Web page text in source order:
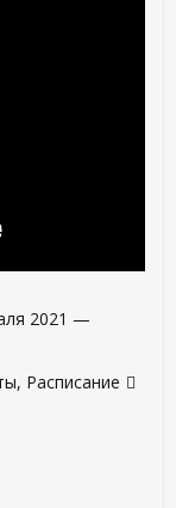
2021 —
Расписание